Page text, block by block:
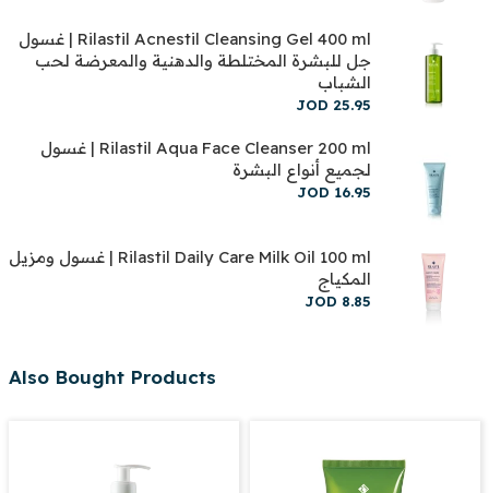
Rilastil Acnestil Cleansing Gel 400 ml | غسول
جل للبشرة المختلطة والدهنية والمعرضة لحب
الشباب
JOD 25.95
Rilastil Aqua Face Cleanser 200 ml | غسول
لجميع أنواع البشرة
JOD 16.95
Rilastil Daily Care Milk Oil 100 ml | غسول ومزيل
المكياج
JOD 8.85
Also Bought Products